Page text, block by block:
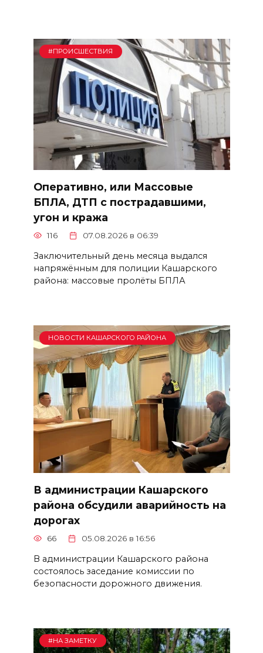
#ПРОИСШЕСТВИЯ
Оперативно, или Массовые
БПЛА, ДТП с пострадавшими,
угон и кража
116 07.08.2026 в 06:39
Заключительный день месяца выдался
напряжённым для полиции Кашарского
района: массовые пролёты БПЛА
НОВОСТИ КАШАРСКОГО РАЙОНА
В администрации Кашарского
района обсудили аварийность на
дорогах
66 05.08.2026 в 16:56
В администрации Кашарского района
состоялось заседание комиссии по
безопасности дорожного движения.
#НА ЗАМЕТКУ